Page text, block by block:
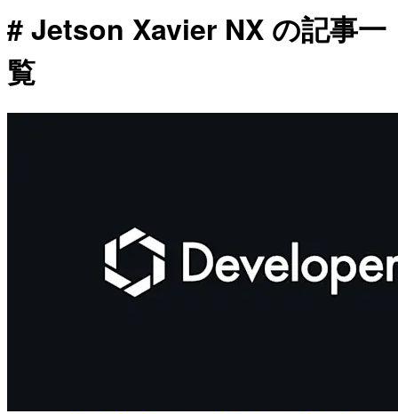
# Jetson Xavier NX の記事一
覧